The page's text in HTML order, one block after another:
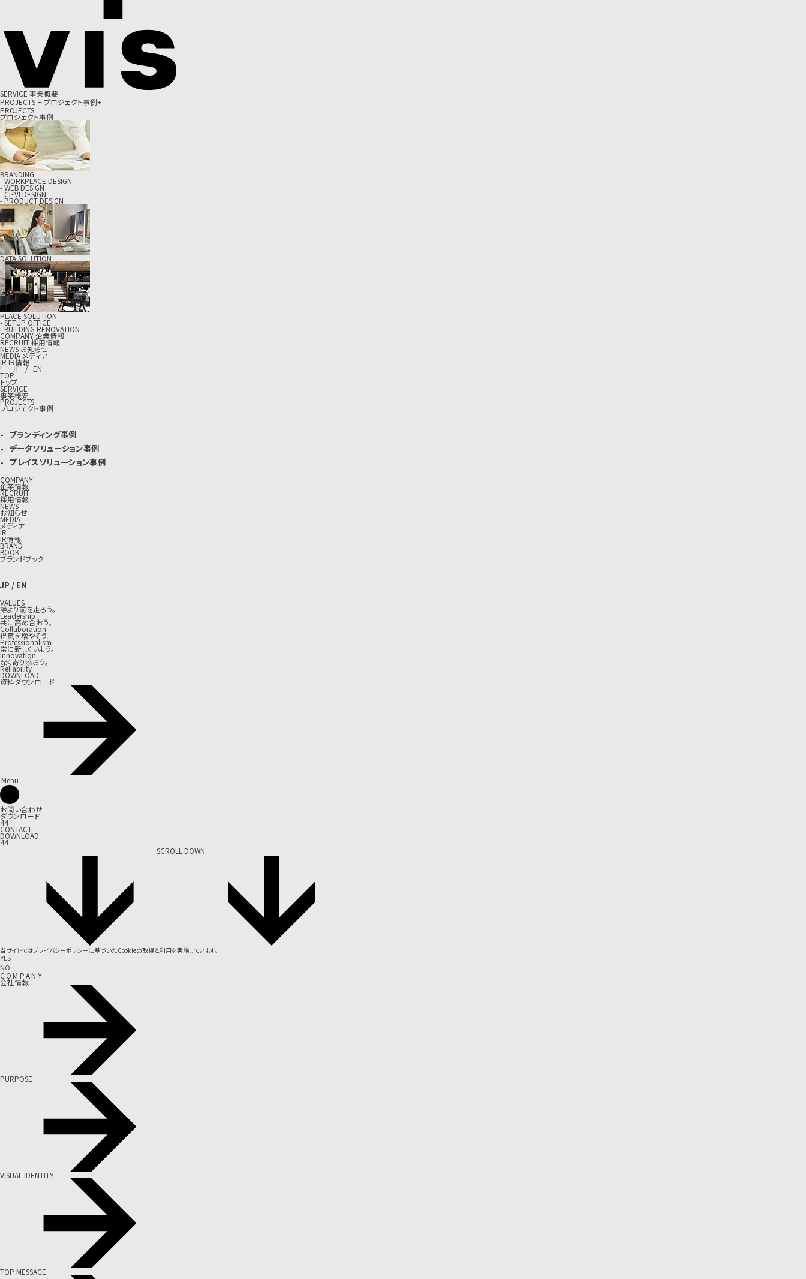
SERVICE 事業概要
PROJECTS +プロジェクト事例+
PROJECTS
プロジェクト事例
BRANDING
- WORKPLACE DESIGN
- WEB DESIGN
- CI・VI DESIGN
- PRODUCT DESIGN
DATA SOLUTION
PLACE SOLUTION
- SETUP OFFICE
- BUILDING RENOVATION
COMPANY企業情報
RECRUIT採用情報
NEWSお知らせ
MEDIAメディア
IRIR情報
JP / EN
TOP
トップ
SERVICE
事業概要
PROJECTS
プロジェクト事例
ブランディング事例
データソリューション事例
プレイスソリューション事例
COMPANY
企業情報
RECRUIT
採用情報
NEWS
お知らせ
MEDIA
メディア
IR
IR情報
BRAND
BOOK
ブランドブック
JP / EN
VALUES
誰より前を走ろう。
Leadership
共に高め合おう。
Collaboration
得意を増やそう。
Professionalism
常に新しくいよう。
Innovation
深く寄り添おう。
Reliability
DOWNLOAD
資料ダウンロード
Menu
お問い合わせ
ダウンロード
44
CONTACT
DOWNLOAD
44
SCROLL DOWN
当サイトではプライバシーポリシーに基づいたCookieの取得と利用を実施しています。
YES
NO
C O M PAN Y
会社情報
PURPOSE
VISUAL IDENTITY
TOP MESSAGE